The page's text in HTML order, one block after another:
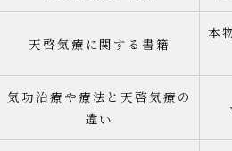
天啓気療に関する書籍
本
気功治療や療法と天啓気療の
違い